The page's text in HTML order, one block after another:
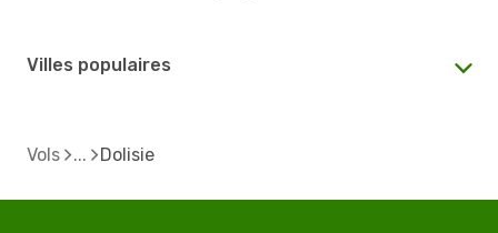
Villes populaires
Vols Dolisie